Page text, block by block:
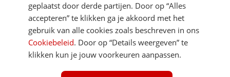
geplaatst door derde partijen. Door op “Alles
accepteren” te klikken ga je akkoord met het
gebruik van alle cookies zoals beschreven in ons
Cookiebeleid. Door op “Details weergeven” te
klikken kun je jouw voorkeuren aanpassen.